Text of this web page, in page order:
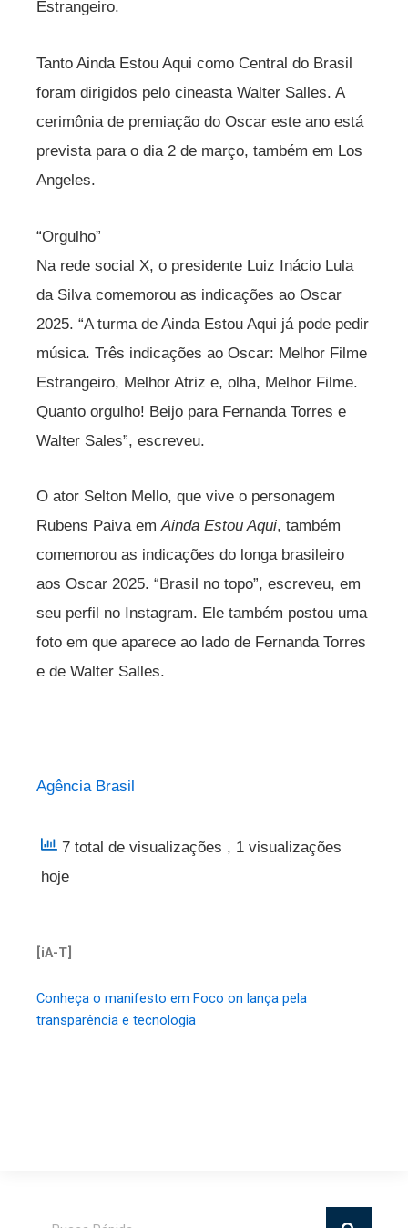
Estrangeiro.
Tanto Ainda Estou Aqui como Central do Brasil
foram dirigidos pelo cineasta Walter Salles. A
cerimônia de premiação do Oscar este ano está
prevista para o dia 2 de março, também em Los
Angeles.
“Orgulho”
Na rede social X, o presidente Luiz Inácio Lula
da Silva comemorou as indicações ao Oscar
2025. “A turma de Ainda Estou Aqui já pode pedir
música. Três indicações ao Oscar: Melhor Filme
Estrangeiro, Melhor Atriz e, olha, Melhor Filme.
Quanto orgulho! Beijo para Fernanda Torres e
Walter Sales”, escreveu.
O ator Selton Mello, que vive o personagem
Rubens Paiva emAinda Estou Aqui, também
comemorou as indicações do longa brasileiro
aos Oscar 2025. “Brasil no topo”, escreveu, em
seu perfil no Instagram. Ele também postou uma
foto em que aparece ao lado de Fernanda Torres
e de Walter Salles.
Agência Brasil
7 total de visualizações , 1 visualizações
hoje
[iA-T]
Conheça o manifesto em Foco on lança pela
transparência e tecnologia